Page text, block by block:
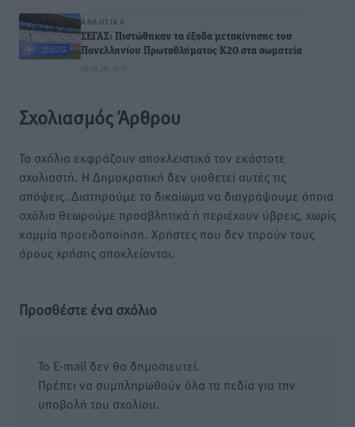
ΑΘΛΗΤΙΚΆ
ΣΕΓΑΣ: Πιστώθηκαν τα έξοδα μετακίνησης του
Πανελληνίου Πρωταθλήματος Κ20 στα σωματεία
08.08.26 · 10:51
Σχολιασμός Άρθρου
Τα σχόλια εκφράζουν αποκλειστικά τον εκάστοτε
σχολιαστή. Η Δημοκρατική δεν υιοθετεί αυτές τις
απόψεις. Διατηρούμε το δικαίωμα να διαγράψουμε όποια
σχόλια θεωρούμε προσβλητικά ή περιέχουν ύβρεις, χωρίς
καμμία προειδοποίηση. Χρήστες που δεν τηρούν τους
όρους χρήσης αποκλείονται.
Προσθέστε ένα σχόλιο
Το E-mail δεν θα δημοσιευτεί.
Πρέπει να συμπληρωθούν όλα τα πεδία για την
υποβολή του σχολίου.